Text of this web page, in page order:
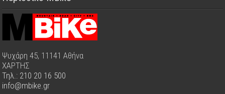
Ψυχάρη 45, 11141 Αθήνα
ΧΑΡΤΗΣ
Τηλ.: 210 20 16 500
info@mbike.gr